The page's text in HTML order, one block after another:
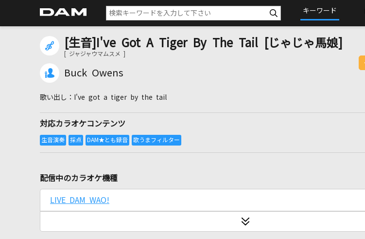
キーワード
[生音]I've Got A Tiger By The Tail [じゃじゃ馬娘]
[ ジャジャウマムスメ ]
Buck Owens
I've got a tiger by the tail
対応カラオケコンテンツ
配信中のカラオケ機種
LIVE DAM WAO!